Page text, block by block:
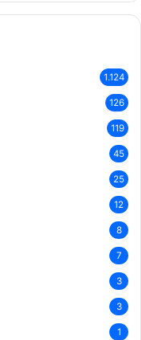
1.124
126
119
45
25
12
8
7
3
3
1